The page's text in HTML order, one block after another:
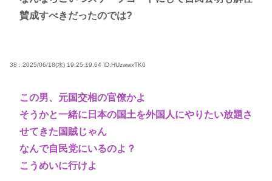
賛成すべきだったのでは?
38 : 2025/06/18(水) 19:25:19.64 ID:HUzwwxTK0
この男、元国交相の官僚かよ
そうかと一緒に日本の国土を外国人にやりたい放題さ
せてきた国賊じゃん
なんで自民党にいるのよ？
こうめいに行けよ